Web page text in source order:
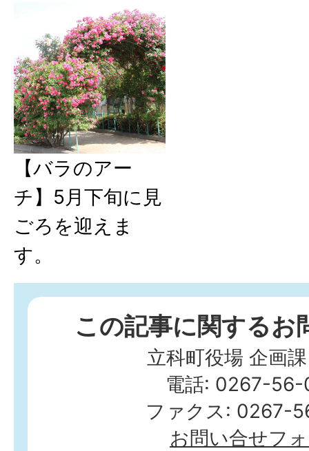
【バラのアー
チ】5月下旬に見
ごろを迎えま
す。
この記事に関するお
立科町役場 企画
電話: 0267-
ファクス: 0267-
お問い合せフ